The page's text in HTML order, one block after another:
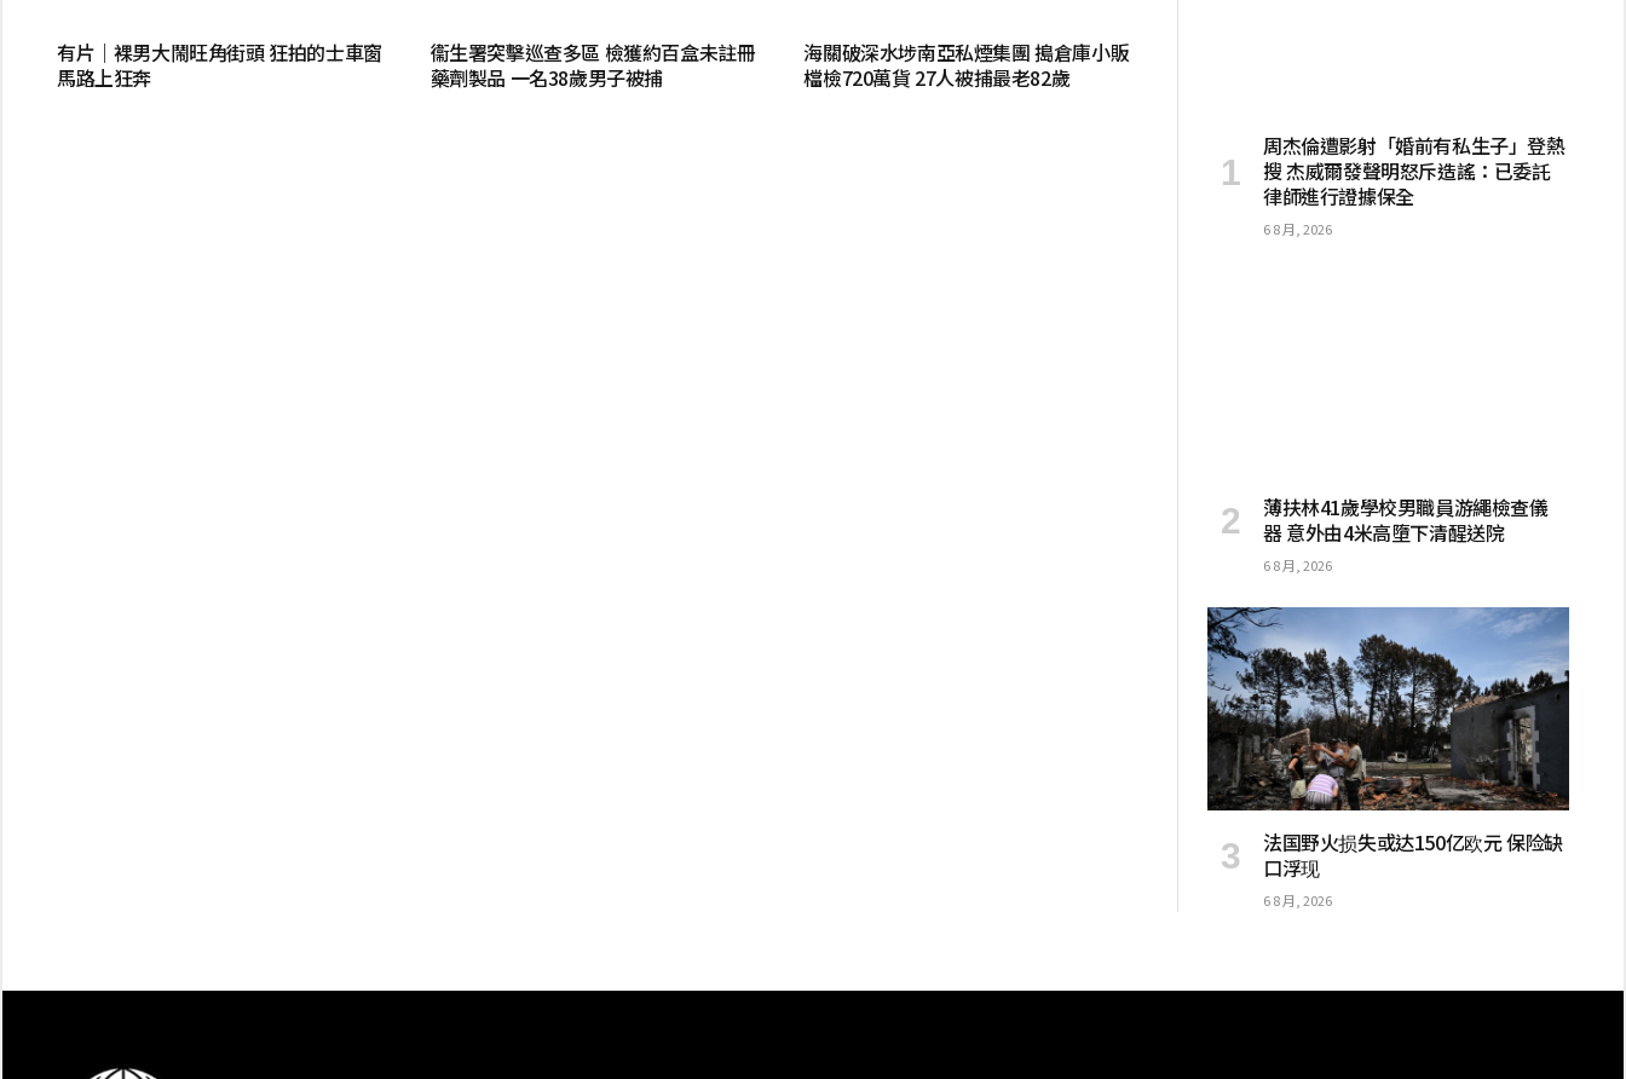
有片｜裸男大鬧旺角街頭 狂拍的士車窗
馬路上狂奔
衞生署突擊巡查多區 檢獲約百盒未註冊
藥劑製品 一名38歲男子被捕
海關破深水埗南亞私煙集團 搗倉庫小販
檔檢720萬貨 27人被捕最老82歲
周杰倫遭影射「婚前有私生子」登熱
搜 杰威爾發聲明怒斥造謠：已委託
律師進行證據保全
6 8 月, 2026
薄扶林41歲學校男職員游繩檢查儀
器 意外由4米高墮下清醒送院
6 8 月, 2026
法国野火损失或达150亿欧元 保险缺
口浮现
6 8 月, 2026